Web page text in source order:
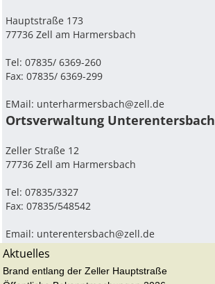
Hauptstraße 173
77736 Zell am Harmersbach
Tel: 07835/ 6369-260
Fax: 07835/ 6369-299
EMail: unterharmersbach@zell.de
Ortsverwaltung Unterentersbach
Zeller Straße 12
77736 Zell am Harmersbach
Tel: 07835/3327
Fax: 07835/548542
Email: unterentersbach@zell.de
Aktuelles
Brand entlang der Zeller Hauptstraße